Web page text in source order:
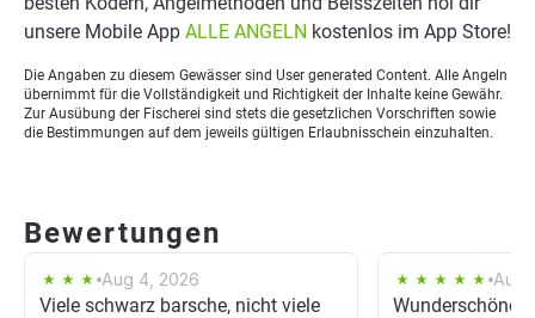
unsere Mobile App ALLE ANGELN kostenlos im App Store!
Die Angaben zu diesem Gewässer sind User generated Content. Alle Angeln
übernimmt für die Vollständigkeit und Richtigkeit der Inhalte keine Gewähr.
Zur Ausübung der Fischerei sind stets die gesetzlichen Vorschriften sowie
die Bestimmungen auf dem jeweils gültigen Erlaubnisschein einzuhalten.
Bewertungen
Aug 4, 2026
Viele schwarz barsche, nicht viele
Aug
Wunderschöner